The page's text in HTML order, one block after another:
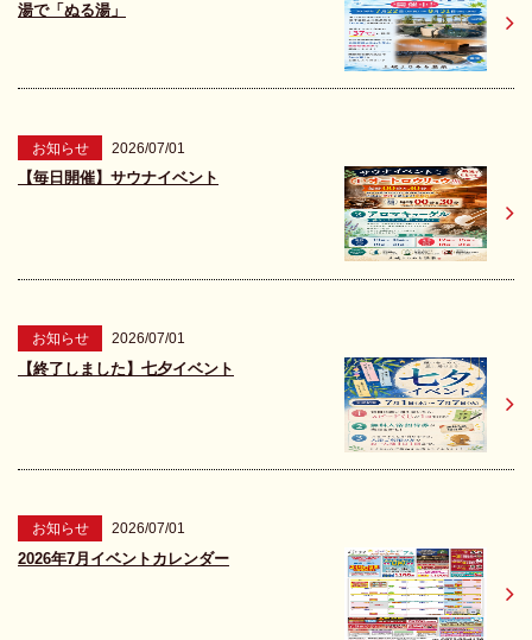
湯で「ぬる湯」
お知らせ 2026/07/01
【毎日開催】サウナイベント
お知らせ 2026/07/01
【終了しました】七夕イベント
お知らせ 2026/07/01
2026年7月イベントカレンダー